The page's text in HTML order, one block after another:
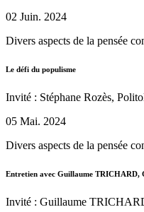
02 Juin. 2024
Divers aspects de la pensée
Le défi du populisme
Invité : Stéphane Rozès,
05 Mai. 2024
Divers aspects de la pensée
Entretien avec Guillaume TRICHARD,
Invité : Guillaume